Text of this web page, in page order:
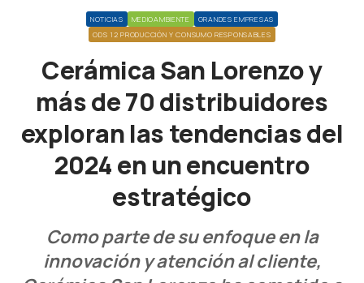
NOTICIAS MEDIOAMBIENTE
GRANDES EMPRESAS
ODS 12 PRODUCCIÓN Y CONSUMO RESPONSABLES
Cerámica San Lorenzo y
más de 70 distribuidores
exploran las tendencias del
2024 en un encuentro
estratégico
Como parte de su enfoque en la
innovación y atención al cliente,